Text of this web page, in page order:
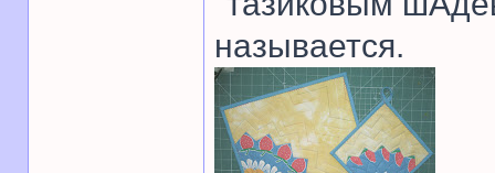
называется.